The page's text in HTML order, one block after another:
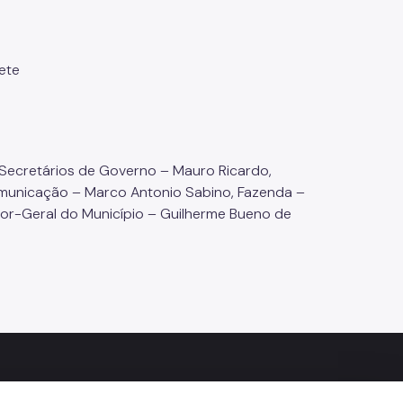
de Governo – Mauro Ricardo,
– Marco Antonio Sabino, Fazenda –
Geral do Município – Guilherme Bueno de